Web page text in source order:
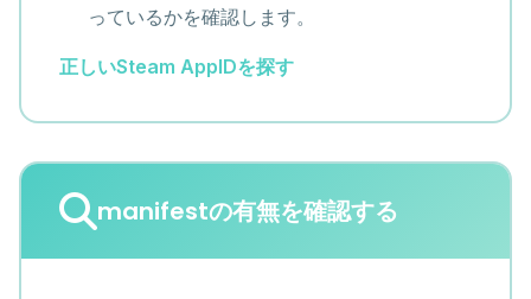
っているかを確認します。
正しいSteam AppIDを探す
manifestの有無を確認する